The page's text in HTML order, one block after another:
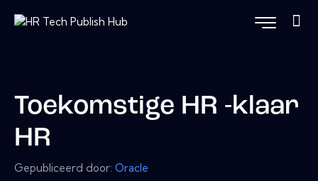
Toekomstige HR -klaar
HR
Gepubliceerd door: Oracle